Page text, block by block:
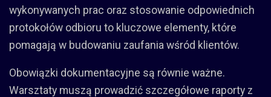
wykonywanych prac oraz stosowanie odpowiednich
protokołów odbioru to kluczowe elementy, które
pomagają w budowaniu zaufania wśród klientów.
Obowiązki dokumentacyjne są równie ważne.
Warsztaty muszą prowadzić szczegółowe raporty z